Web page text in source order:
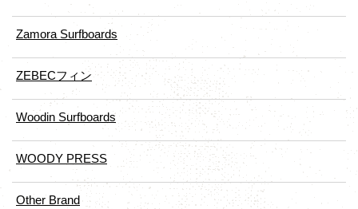
Zamora Surfboards
ZEBECフィン
Woodin Surfboards
WOODY PRESS
Other Brand